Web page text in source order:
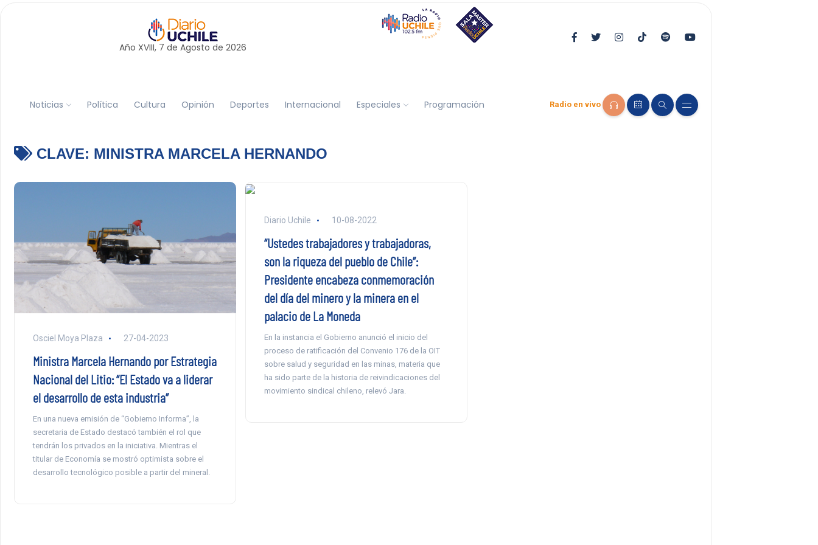
Año XVIII, 7 de Agosto de 2026
Noticias Política Cultura Opinión Deportes Internacional Especiales Programación Radio en vivo
CLAVE: MINISTRA MARCELA HERNANDO
Osciel Moya Plaza 27-04-2023
Ministra Marcela Hernando por Estrategia
Nacional del Litio: “El Estado va a liderar
el desarrollo de esta industria”
En una nueva emisión de “Gobierno Informa”, la
secretaria de Estado destacó también el rol que
tendrán los privados en la iniciativa. Mientras el
titular de Economía se mostró optimista sobre el
desarrollo tecnológico posible a partir del mineral.
Diario Uchile 10-08-2022
“Ustedes trabajadores y trabajadoras,
son la riqueza del pueblo de Chile”:
Presidente encabeza conmemoración
del día del minero y la minera en el
palacio de La Moneda
En la instancia el Gobierno anunció el inicio del
proceso de ratificación del Convenio 176 de la OIT
sobre salud y seguridad en las minas, materia que
ha sido parte de la historia de reivindicaciones del
movimiento sindical chileno, relevó Jara.